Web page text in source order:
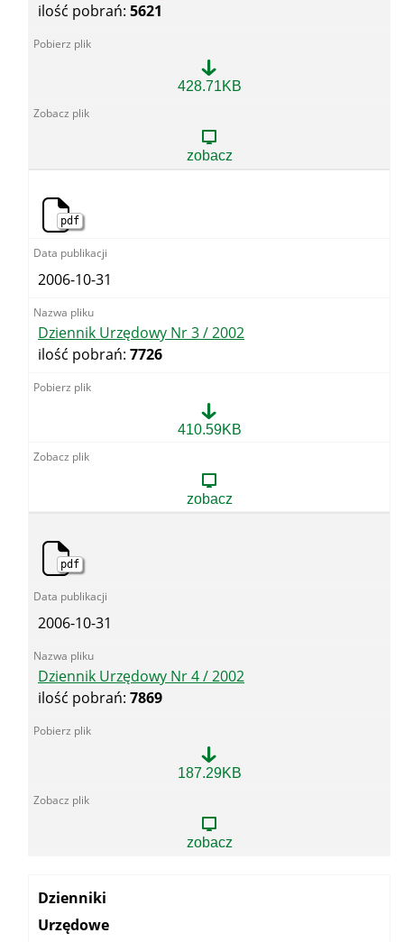
ilość pobrań: 5621
Nr
428.71KB
zobacz
pdf
2006-10-31
Dziennik Urzędowy Nr 3 / 2002
ilość pobrań: 7726
Nr
410.59KB
zobacz
pdf
2006-10-31
Dziennik Urzędowy Nr 4 / 2002
ilość pobrań: 7869
Nr
187.29KB
zobacz
Kategoria:
Dzienniki
Urzędowe